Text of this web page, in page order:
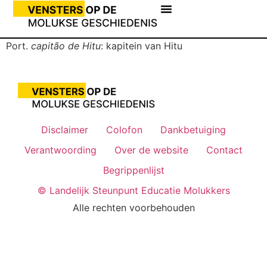
Port. capitão de Hitu: kapitein van Hitu
Disclaimer Colofon
Dankbetuiging
Verantwoording
Over de website
Contact
Begrippenlijst
© Landelijk Steunpunt Educatie Molukkers
Alle rechten voorbehouden